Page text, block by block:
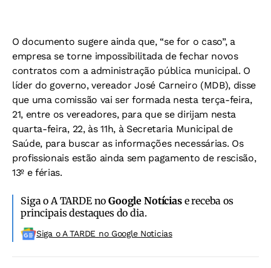
O documento sugere ainda que, “se for o caso”, a
empresa se torne impossibilitada de fechar novos
contratos com a administração pública municipal. O
líder do governo, vereador José Carneiro (MDB), disse
que uma comissão vai ser formada nesta terça-feira,
21, entre os vereadores, para que se dirijam nesta
quarta-feira, 22, às 11h, à Secretaria Municipal de
Saúde, para buscar as informações necessárias. Os
profissionais estão ainda sem pagamento de rescisão,
13º e férias.
Siga o A TARDE noGoogle Notíciase receba os
principais destaques do dia.
Siga o A TARDE no Google Noticias